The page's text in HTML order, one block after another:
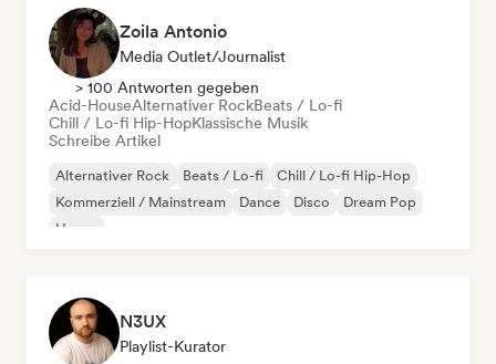
Zoila Antonio
Media Outlet/Journalist
> 100 Antworten gegeben
Acid-HouseAlternativer RockBeats / Lo-fi
Chill / Lo-fi Hip-HopKlassische Musik
Schreibe Artikel
Alternativer Rock Beats / Lo-fi
Chill / Lo-fi Hip-Hop
Kommerziell / Mainstream
Dance Disco
Dream Pop
House
N3UX
Playlist-Kurator